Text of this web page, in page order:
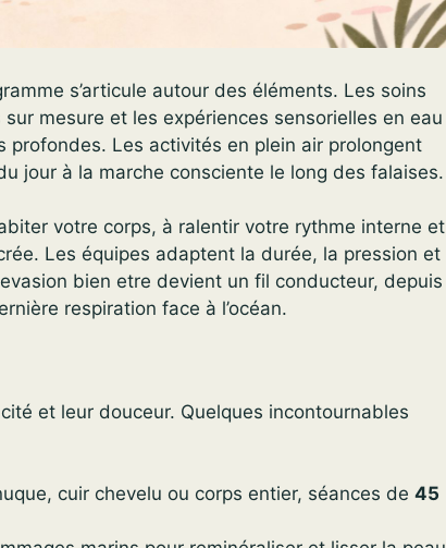
s’articule autour des éléments. Les soins
mesure et les expériences sensorielles en eau
profondes. Les activités en plein air prolongent
jour à la marche consciente le long des falaises.
votre corps, à ralentir votre rythme interne et
Les équipes adaptent la durée, la pression et
bien etre devient un fil conducteur, depuis
respiration face à l’océan.
et leur douceur. Quelques incontournables
cuir chevelu ou corps entier, séances de 45